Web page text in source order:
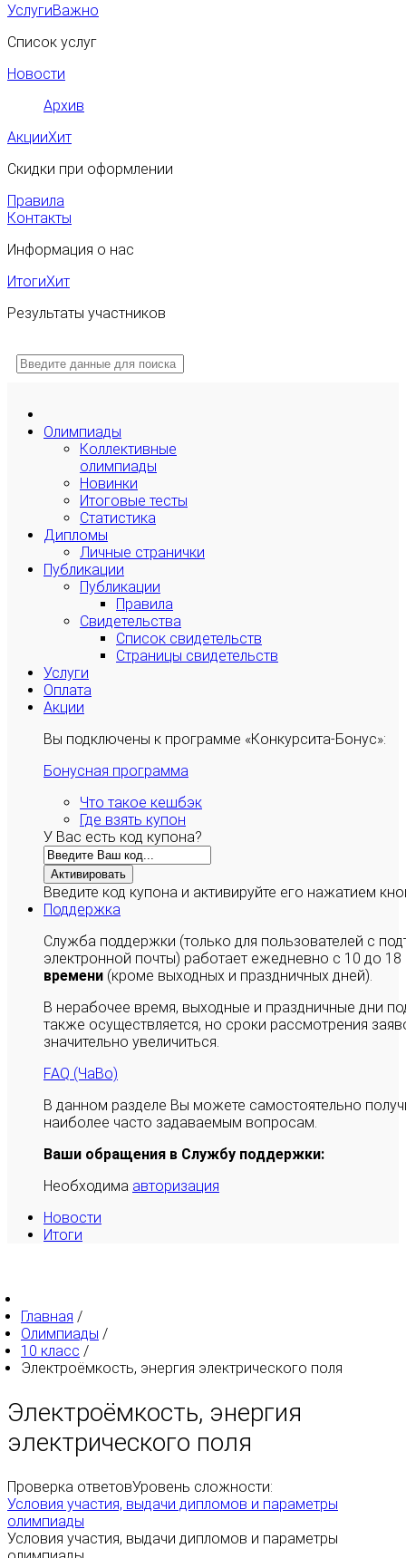
УслугиВажно
Список услуг
Новости
Архив
АкцииХит
Скидки при оформлении
Правила
Контакты
Информация о нас
ИтогиХит
Результаты участников
Олимпиады
Коллективные
олимпиады
Новинки
Итоговые тесты
Статистика
Дипломы
Личные странички
Публикации
Публикации
Правила
Свидетельства
Список свидетельств
Страницы свидетельств
Услуги
Оплата
Акции
Вы подключены к программе «Конкурсита-Бонус»:
Бонусная программа
Что такое кешбэк
Где взять купон
У Вас есть код купона?
Активировать
Введите код купона и активируйте его нажатием
Поддержка
Служба поддержки (только для пользователей с
электронной почты) работает ежедневно с 10 до
времени (кроме выходных и праздничных дней).
В нерабочее время, выходные и праздничные дни
также осуществляется, но сроки рассмотрения
значительно увеличиться.
FAQ (ЧаВо)
В данном разделе Вы можете самостоятельно
наиболее часто задаваемым вопросам.
Ваши обращения в Службу поддержки:
Необходима авторизация
Новости
Итоги
Главная /
Олимпиады /
10 класс /
Электроёмкость, энергия электрического поля
Электроёмкость, энергия
электрического поля
Проверка ответовУровень сложности:
Условия участия, выдачи дипломов и параметры
олимпиады
Условия участия, выдачи дипломов и параметры